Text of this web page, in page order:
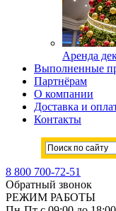
Аренда
Выполненные
Партнёрам
О компании
Доставка и
Контакты
8 800 700-72-51
Обратный звонок
РЕЖИМ РАБОТЫ